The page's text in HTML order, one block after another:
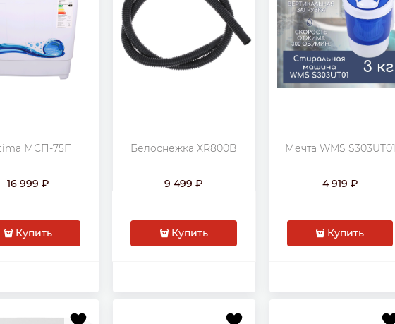
МСП-75П
16 999
Купить
Белоснежка XR800B
9 499
Купить
Мечта WMS S303UT01
4 919
Купить